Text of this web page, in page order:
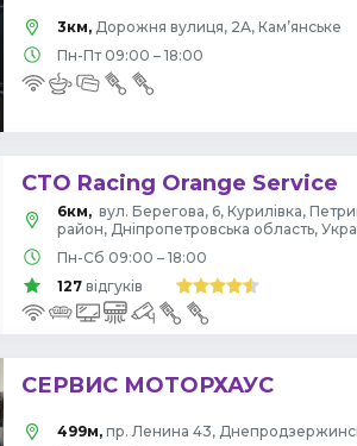
3км, Дорожня вулиця, 2А, Кам’янське
Пн-Пт 09:00 – 18:00
СТО Racing Orange Service
6км, вул. Берегова, 6, Курилівка,
район, Дніпропетровська область,
Пн-Сб 09:00 – 18:00
127 відгуків
СЕРВИС МОТОРХАУС
499м, пр. Ленина 43,